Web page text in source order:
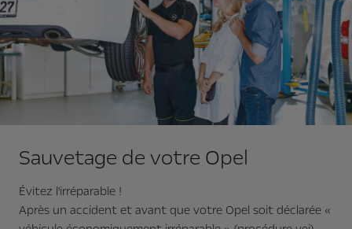
Sauvetage de votre Opel
Évitez l'irréparable !
Après un accident et avant que votre Opel soit déclarée «